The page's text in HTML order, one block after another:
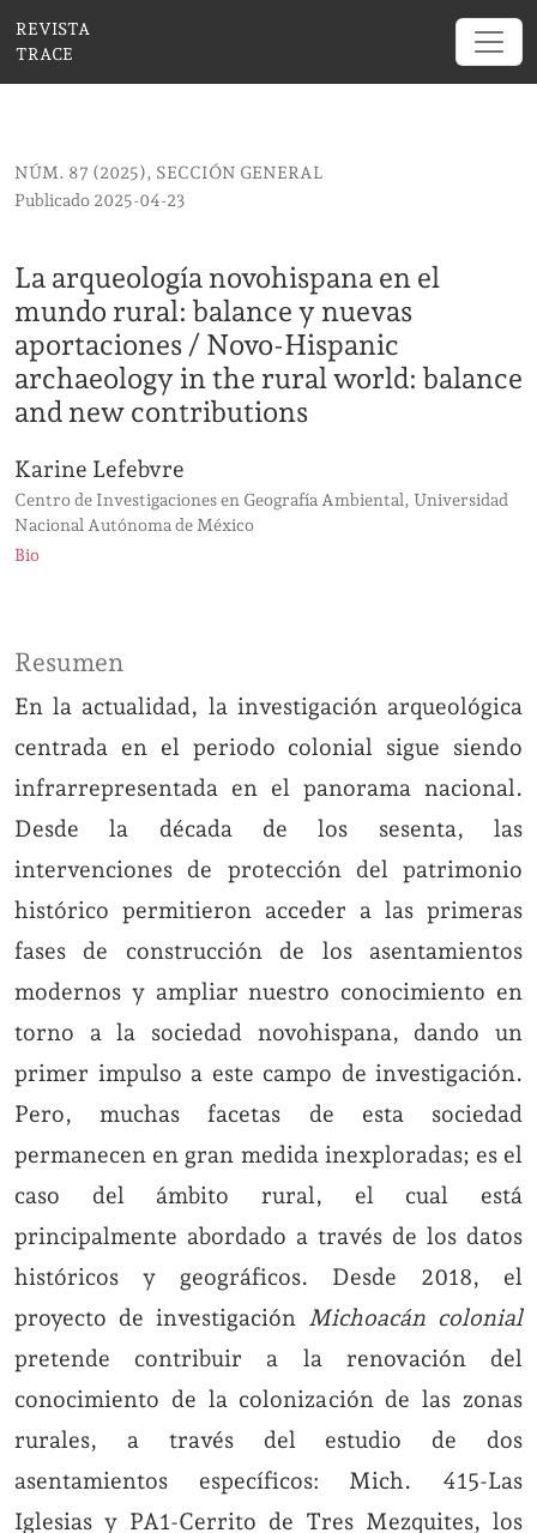
La arqueología novohispana en el mundo rural:
REVISTA
TRACE
NÚM. 87 (2025), SECCIÓN GENERAL
La arqueología novohispana en el
mundo rural: balance y nuevas
aportaciones / Novo-Hispanic
archaeology in the rural world: balance
and new contributions
Publicado 2025-04-23
Karine Lefebvre
Centro de Investigaciones en Geografía Ambiental, Universidad
Nacional Autónoma de México
Bio
Resumen
En la actualidad, la investigación arqueológica
centrada en el periodo colonial sigue siendo
infrarrepresentada en el panorama nacional.
Desde la década de los sesenta, las
intervenciones de protección del patrimonio
histórico permitieron acceder a las primeras
fases de construcción de los asentamientos
modernos y ampliar nuestro conocimiento en
torno a la sociedad novohispana, dando un
primer impulso a este campo de investigación.
Pero, muchas facetas de esta sociedad
permanecen en gran medida inexploradas; es el
caso del ámbito rural, el cual está
principalmente abordado a través de los datos
históricos y geográficos. Desde 2018, el
proyecto de investigación Michoacán colonial
pretende contribuir a la renovación del
conocimiento de la colonización de las zonas
rurales, a través del estudio de dos
asentamientos específicos: Mich. 415-Las
Iglesias y PA1-Cerrito de Tres Mezquites, los